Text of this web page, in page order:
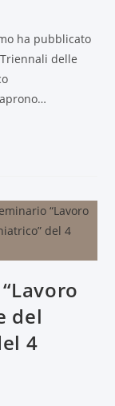
ha pubblicato
delle
del
4